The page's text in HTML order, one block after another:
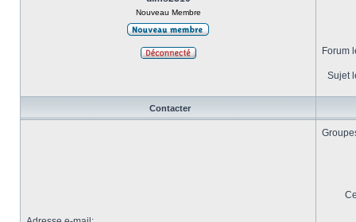
Nouveau Membre
Forum
Sujet
Contacter